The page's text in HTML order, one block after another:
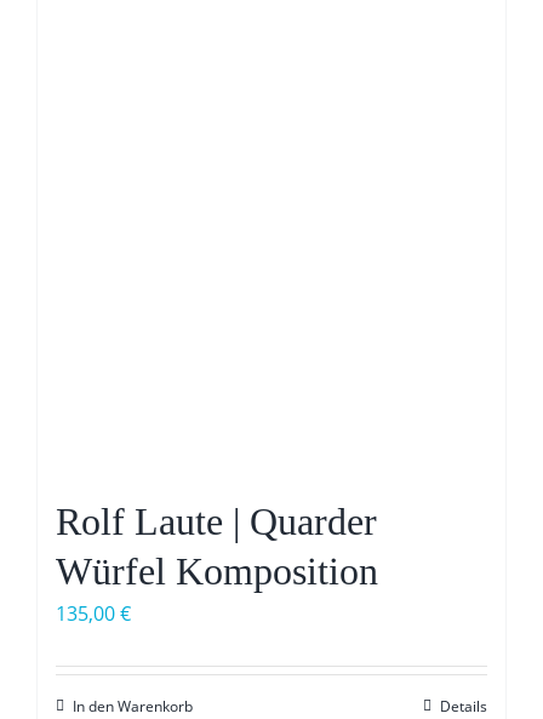
Rolf Laute | Quarder
Würfel Komposition
135,00€
In den Warenkorb Details